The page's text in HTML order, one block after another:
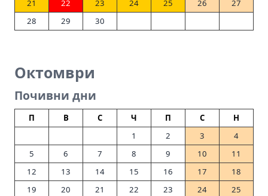
21 22 23 24 25 26
27
28
29 30
Октомври
Почивни дни
П В С Ч П С
Н
1
2 3
4
5
6 7 8 9 10
11
12
13 14 15 16 17
18
19
20 21 22 23 24
25